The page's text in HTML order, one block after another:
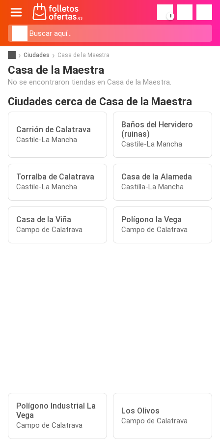
!
Ciudades Casa de la Maestra
Casa de la Maestra
No se encontraron tiendas en Casa de la Maestra.
Ciudades cerca de Casa de la Maestra
Carrión de Calatrava
Castile-La Mancha
Baños del Hervidero
(ruinas)
Castile-La Mancha
Torralba de Calatrava
Castile-La Mancha
Casa de la Alameda
Castilla-La Mancha
Casa de la Viña
Campo de Calatrava
Polígono la Vega
Campo de Calatrava
Polígono Industrial La
Vega
Campo de Calatrava
Los Olivos
Campo de Calatrava